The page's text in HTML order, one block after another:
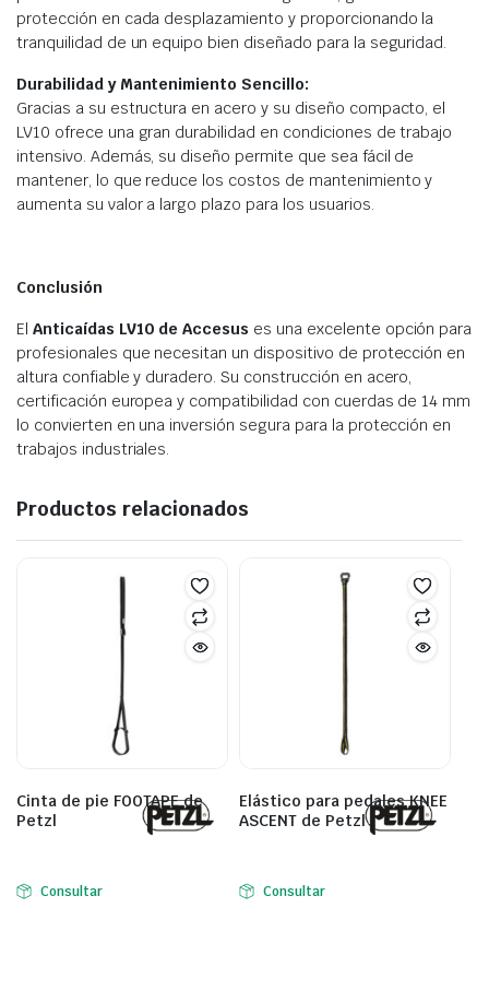
protección en cada desplazamiento y proporcionando la
tranquilidad de un equipo bien diseñado para la seguridad.
Durabilidad y Mantenimiento Sencillo:
Gracias a su estructura en acero y su diseño compacto, el
LV10 ofrece una gran durabilidad en condiciones de trabajo
intensivo. Además, su diseño permite que sea fácil de
mantener, lo que reduce los costos de mantenimiento y
aumenta su valor a largo plazo para los usuarios.
Conclusión
El Anticaídas LV10 de Accesus es una excelente opción para
profesionales que necesitan un dispositivo de protección en
altura confiable y duradero. Su construcción en acero,
certificación europea y compatibilidad con cuerdas de 14 mm
lo convierten en una inversión segura para la protección en
trabajos industriales.
Productos relacionados
Cinta de pie FOOTAPE de
Petzl
Consultar
Elástico para pedales KNEE
ASCENT de Petzl
Consultar